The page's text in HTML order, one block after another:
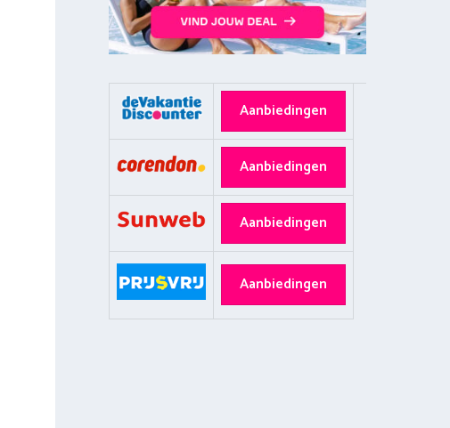
Aanbiedingen
Aanbiedingen
Aanbiedingen
Aanbiedingen